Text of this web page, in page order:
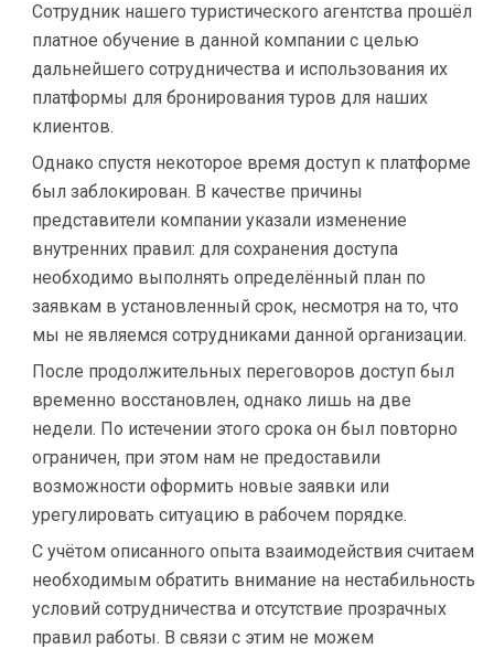
Сотрудник нашего туристического агентства прошёл
платное обучение в данной компании с целью
дальнейшего сотрудничества и использования их
платформы для бронирования туров для наших
клиентов.
Однако спустя некоторое время доступ к платформе
был заблокирован. В качестве причины
представители компании указали изменение
внутренних правил: для сохранения доступа
необходимо выполнять определённый план по
заявкам в установленный срок, несмотря на то, что
мы не являемся сотрудниками данной организации.
После продолжительных переговоров доступ был
временно восстановлен, однако лишь на две
недели. По истечении этого срока он был повторно
ограничен, при этом нам не предоставили
возможности оформить новые заявки или
урегулировать ситуацию в рабочем порядке.
С учётом описанного опыта взаимодействия считаем
необходимым обратить внимание на нестабильность
условий сотрудничества и отсутствие прозрачных
правил работы. В связи с этим не можем